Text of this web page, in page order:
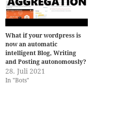
What if your wordpress is
now an automatic
intelligent Blog, Writing
and Posting autonomously?
28. Juli 2021
In "Bots"